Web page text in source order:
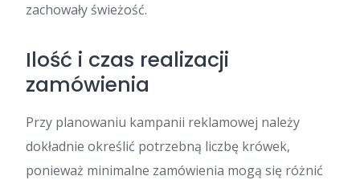
zachowały świeżość.
Ilość i czas realizacji
zamówienia
Przy planowaniu kampanii reklamowej należy
dokładnie określić potrzebną liczbę krówek,
ponieważ minimalne zamówienia mogą się różnić